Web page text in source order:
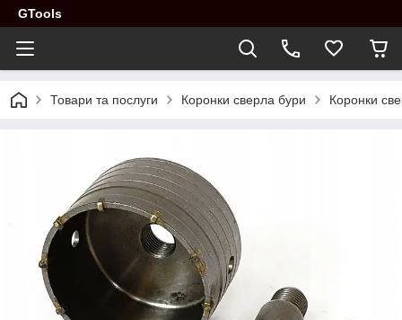
GTools
Товари та послуги Коронки сверла бури Коронки